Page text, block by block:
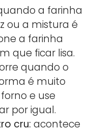
a farinha
ou a mistura é
a farinha
que ficar lisa.
quando o
é muito
e use
por igual.
cru: acontece